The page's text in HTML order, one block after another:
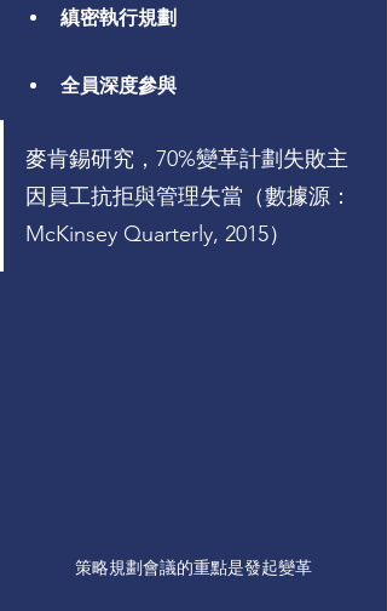
縝密執行規劃
全員深度參與
麥肯錫研究，70%變革計劃失敗主
因員工抗拒與管理失當（數據源：
McKinsey Quarterly, 2015）
策略規劃會議的重點是發起變革